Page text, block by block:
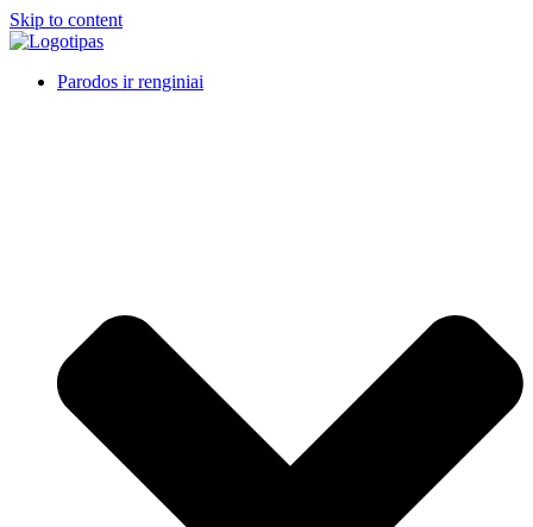
Skip to content
Parodos ir renginiai